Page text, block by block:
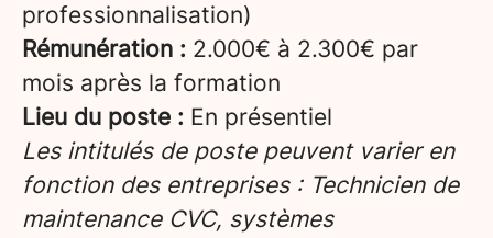
professionnalisation)
Rémunération : 2.000€ à 2.300€ par
mois après la formation
Lieu du poste : En présentiel
Les intitulés de poste peuvent varier en
fonction des entreprises : Technicien de
maintenance CVC, systèmes